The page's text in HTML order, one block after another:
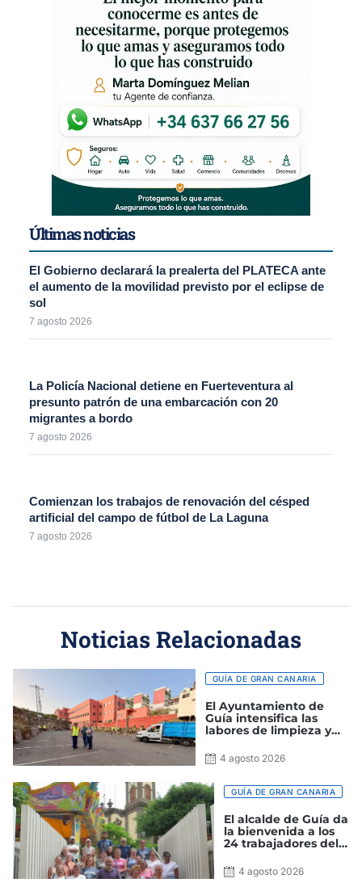
Últimas noticias
El Gobierno declarará la prealerta del PLATECA ante
el aumento de la movilidad previsto por el eclipse de
sol
7 agosto 2026
La Policía Nacional detiene en Fuerteventura al
presunto patrón de una embarcación con 20
migrantes a bordo
7 agosto 2026
Comienzan los trabajos de renovación del césped
artificial del campo de fútbol de La Laguna
7 agosto 2026
Noticias Relacionadas
GUÍA DE GRAN CANARIA
El Ayuntamiento de
Guía intensifica las
labores de limpieza y
públicos del municipio
4 agosto 2026
GUÍA DE GRAN CANARIA
El alcalde de Guía da
la bienvenida a los
24 trabajadores del
20264 agosto 2026